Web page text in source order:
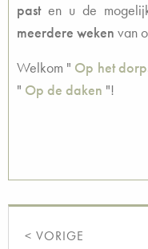
pasten u de
meerdere weken van
Welkom " Op het
" Op de daken "!
< VORIGE